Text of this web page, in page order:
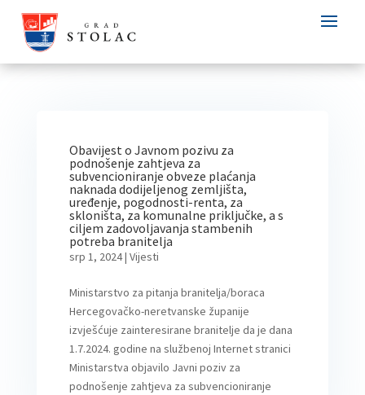
Obavijest o Javnom pozivu za
podnošenje zahtjeva za
subvencioniranje obveze plaćanja
naknada dodijeljenog zemljišta,
uređenje, pogodnosti-renta, za
skloništa, za komunalne priključke, a s
ciljem zadovoljavanja stambenih
potreba branitelja
srp 1, 2024| Vijesti
Ministarstvo za pitanja branitelja/boraca
Hercegovačko-neretvanske županije
izvješćuje zainteresirane branitelje da je dana
1.7.2024. godine na službenoj Internet stranici
Ministarstva objavilo Javni poziv za
podnošenje zahtjeva za subvencioniranje